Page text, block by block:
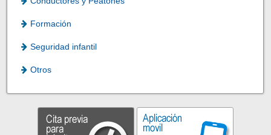
Formación
Seguridad infantil
Otros